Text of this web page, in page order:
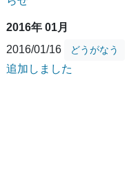
2016年 01月
2016/01/16
どうがなう
追加しました